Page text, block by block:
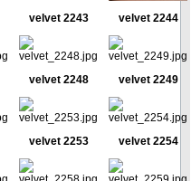
velvet 2243 velvet 2244
velvet 2248 velvet 2249
velvet 2253 velvet 2254